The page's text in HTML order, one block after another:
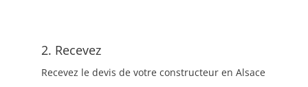
2. Recevez
Recevez le devis de votre constructeur en Alsace